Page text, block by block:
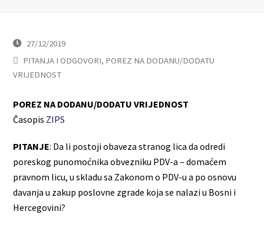
27/12/2019
PITANJA I ODGOVORI, POREZ NA DODANU/DODATU
VRIJEDNOST
POREZ NA DODANU/DODATU VRIJEDNOST
Časopis ZIPS
PITANJE: Da li postoji obaveza stranog lica da odredi
poreskog punomoćnika obvezniku PDV-a – domaćem
pravnom licu, u skladu sa Zakonom o PDV-u a po osnovu
davanja u zakup poslovne zgrade koja se nalazi u Bosni i
Hercegovini?